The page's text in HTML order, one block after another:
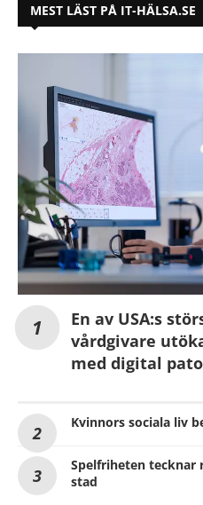
MEST LÄST PÅ IT-HÄLSA.SE
En av USA:s
vårdgivare
med digital
Kvinnors sociala liv
Spelfriheten tecknar
stad